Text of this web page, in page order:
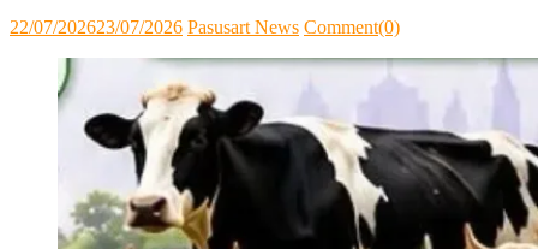
Posted
22/07/202623/07/2026 Author
Pasusart News Comment(0)